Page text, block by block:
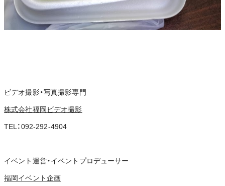
ビデオ撮影・写真撮影専門
株式会社福岡ビデオ撮影
TEL：092-292-4904
イベント運営・イベントプロデューサー
福岡イベント企画